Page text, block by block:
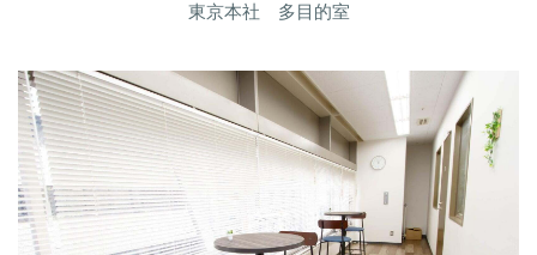
東京本社 多目的室